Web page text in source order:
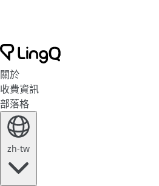
關於
收費資訊
部落格
zh-tw